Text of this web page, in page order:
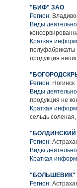
"БИФ" ЗАО
Регион:
Виды
Краткая
продукция
Регион: Ногинск
Виды
продукция не
Краткая
сельдь
Регион:
Виды
Краткая
"БОЛЬШЕВИК"
Регион: